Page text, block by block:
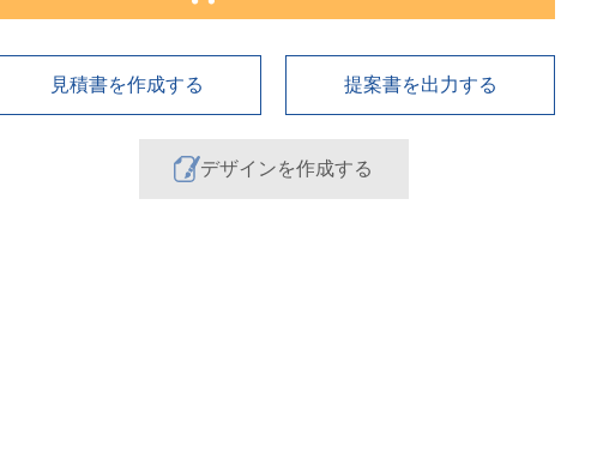
見積書を作成する 提案書を出力する
デザインを作成する